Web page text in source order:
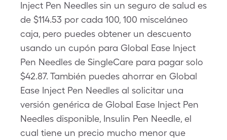
Inject Pen Needles sin un seguro de salud es
de $114.53 por cada 100, 100 misceláneo
caja, pero puedes obtener un descuento
usando un cupón para Global Ease Inject
Pen Needles de SingleCare para pagar solo
$42.87. También puedes ahorrar en Global
Ease Inject Pen Needles al solicitar una
versión genérica de Global Ease Inject Pen
Needles disponible, Insulin Pen Needle, el
cual tiene un precio mucho menor que